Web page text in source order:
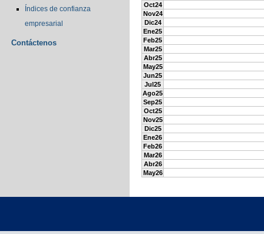
Índices de confianza
empresarial
Contáctenos
Oct24
Nov24
Dic24
Ene25
Feb25
Mar25
Abr25
May25
Jun25
Jul25
Ago25
Sep25
Oct25
Nov25
Dic25
Ene26
Feb26
Mar26
Abr26
May26